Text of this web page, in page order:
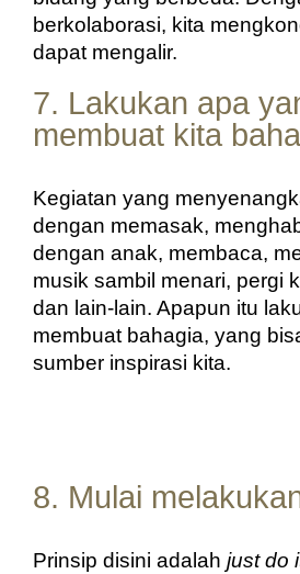
berkolaborasi, kita
dapat mengalir.
7. Lakukan apa
membuat kita
Kegiatan yang
dengan memasak,
dengan anak, membaca,
musik sambil menari, pergi
dan lain-lain. Apapun itu
membuat bahagia, yang
sumber inspirasi kita.
8. Mulai
Prinsip disini adalah just do